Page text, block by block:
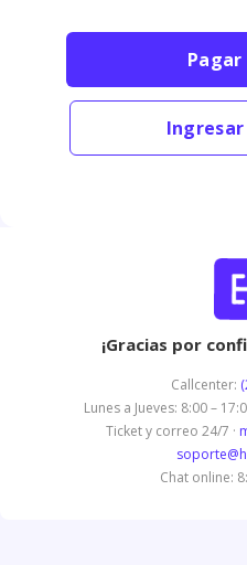
¡Gracias por
Callcenter:
Lunes a Jueves: 8:00 –
Ticket y correo 24/7 ·
Chat online: